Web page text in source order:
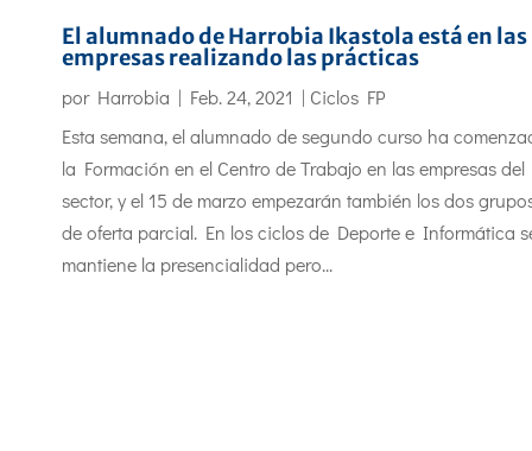
El alumnado de Harrobia Ikastola está en las
empresas realizando las prácticas
por Harrobia | Feb. 24, 2021 | Ciclos FP
Esta semana, el alumnado de segundo curso ha
la Formación en el Centro de Trabajo en las empresas del
sector, y el 15 de marzo empezarán también los dos
de oferta parcial. En los ciclos de Deporte e Informática
mantiene la presencialidad pero...